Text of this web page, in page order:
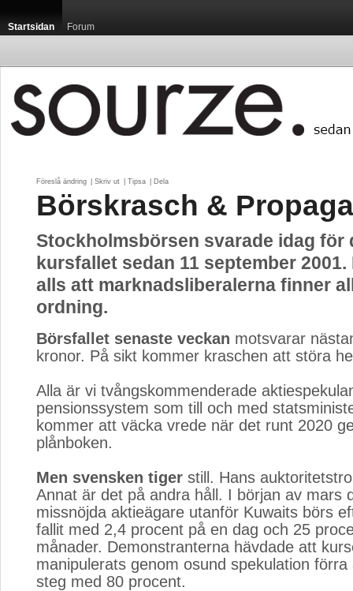
Startsidan Forum
Föreslå ändring Skriv ut Tipsa Dela
Börskrasch &
Stockholmsbörsen svarade idag för
kursfallet sedan 11 september
alls att marknadsliberalerna finner
ordning.
Börsfallet senaste veckan motsvarar
kronor. På sikt kommer kraschen att störa
Alla är vi tvångskommenderade
pensionssystem som till och med
kommer att väcka vrede när det runt 2020
plånboken.
Men svensken tiger still. Hans
Annat är det på andra håll. I början av mars
missnöjda aktieägare utanför Kuwaits börs
fallit med 2,4 procent på en dag och 25
månader. Demonstranterna hävdade att
manipulerats genom osund spekulation
steg med 80 procent.